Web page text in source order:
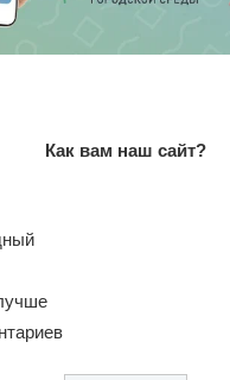
Как вам наш сайт?